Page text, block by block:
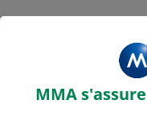
Accueil
Assurance Île-
Assurance Seine-et-
MMA